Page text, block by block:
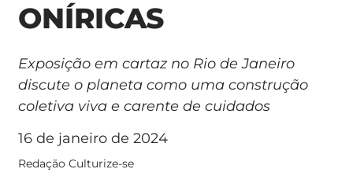
ONÍRICAS
Exposição em cartaz no Rio de Janeiro
discute o planeta como uma construção
coletiva viva e carente de cuidados
16 de janeiro de 2024
Redação Culturize-se